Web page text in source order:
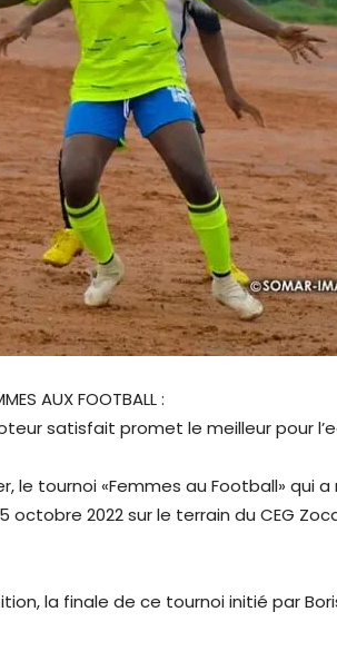
AUX FOOTBALL :
satisfait promet le meilleur pour
le tournoi «Femmes au Football» qui a
octobre 2022 sur le terrain du CEG
la finale de ce tournoi initié par